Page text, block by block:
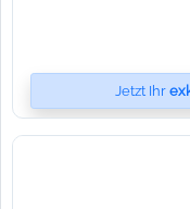
Jetzt Ihr